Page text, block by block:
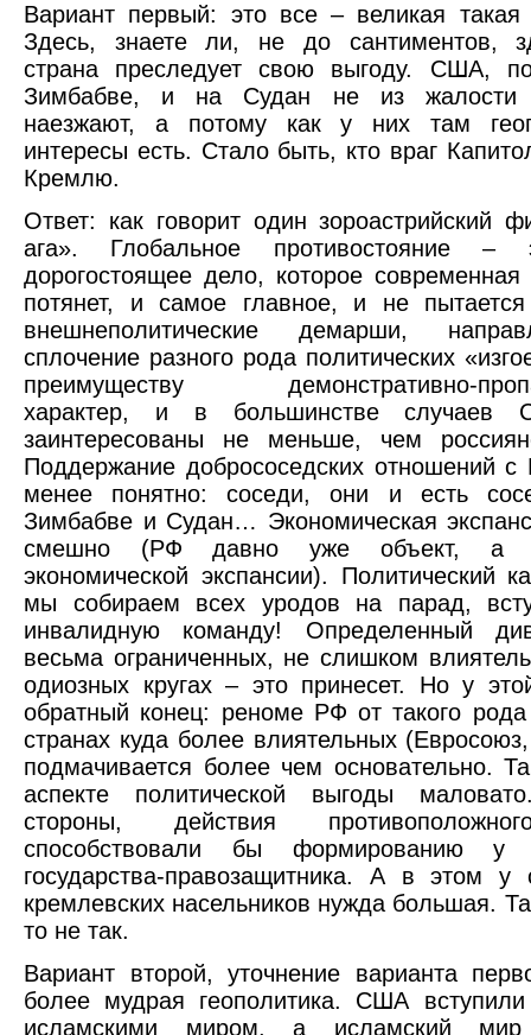
Вариант первый: это все – великая такая
Здесь, знаете ли, не до сантиментов,
страна преследует свою выгоду. США,
Зимбабве, и на Судан не из жалости
наезжают, а потому как у них там
интересы есть. Стало быть, кто враг
Кремлю.
Ответ: как говорит один зороастрийский
ага». Глобальное противостояние –
дорогостоящее дело, которое
потянет, и самое главное, и не
внешнеполитические демарши,
сплочение разного рода политических
преимуществу демонстративно-
характер, и в большинстве
заинтересованы не меньше, чем
Поддержание добрососедских отношений
менее понятно: соседи, они и есть
Зимбабве и Судан… Экономическая
смешно (РФ давно уже объект, а
экономической экспансии). Политический
мы собираем всех уродов на парад,
инвалидную команду! Определенный
весьма ограниченных, не слишком
одиозных кругах – это принесет. Но у
обратный конец: реноме РФ от такого
странах куда более влиятельных
подмачивается более чем основательно.
аспекте политической выгоды
стороны, действия
способствовали бы формированию
государства-правозащитника. А в этом у
кремлевских насельников нужда большая.
то не так.
Вариант второй, уточнение варианта
более мудрая геополитика. США
исламскими миром, а исламский